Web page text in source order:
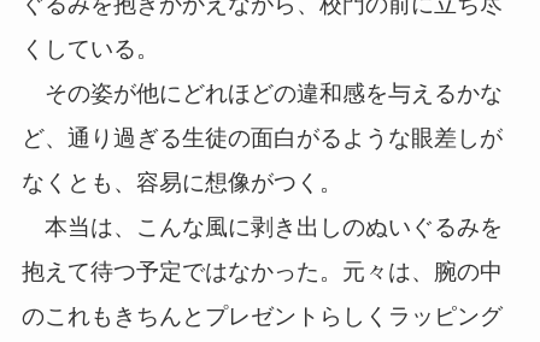
くしている。
その姿が他にどれほどの違和感を与えるかな
ど、通り過ぎる生徒の面白がるような眼差しが
なくとも、容易に想像がつく。
本当は、こんな風に剥き出しのぬいぐるみを
抱えて待つ予定ではなかった。元々は、腕の中
のこれもきちんとプレゼントらしくラッピング